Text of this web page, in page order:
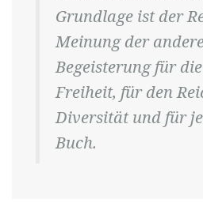
Grundlage ist der
Meinung der
Begeisterung für
Freiheit, für den
Diversität und für
Buch.